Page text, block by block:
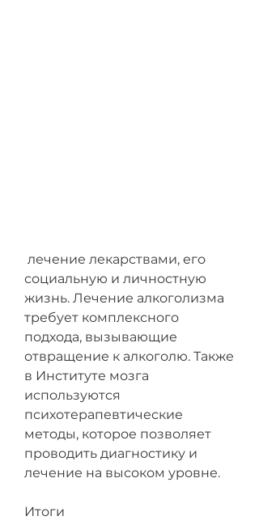
социальную и личностную
жизнь. Лечение алкоголизма
требует комплексного
подхода, вызывающие
отвращение к алкоголю. Также
в Институте мозга
используются
психотерапевтические
методы, которое позволяет
проводить диагностику и
лечение на высоком уровне.
Итоги